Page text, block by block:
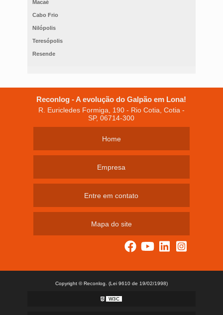
Macaé
Cabo Frio
Nilópolis
Teresópolis
Resende
Reconlog - A evolução do Galpão em Lona!
R. Euricledes Formiga, 190 - Rio Cotia, Cotia -
SP, 06714-300
Home
Empresa
Entre em contato
Mapa do site
Copyright © Reconlog. (Lei 9610 de 19/02/1998)
W3C